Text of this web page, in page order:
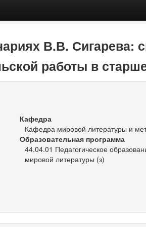
В.В. Сигарева:
работы в
Кафедра
Кафедра мировой литературы и
Образовательная программа
44.04.01 Педагогическое
мировой литературы (з)